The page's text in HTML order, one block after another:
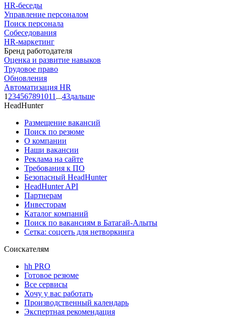
HR-беседы
Управление персоналом
Поиск персонала
Собеседования
HR-маркетинг
Бренд работодателя
Оценка и развитие навыков
Трудовое право
Обновления
Автоматизация HR
1 234567891011 ...43дальше
HeadHunter
Размещение вакансий
Поиск по резюме
О компании
Наши вакансии
Реклама на сайте
Требования к ПО
Безопасный HeadHunter
HeadHunter API
Партнерам
Инвесторам
Каталог компаний
Поиск по вакансиям в Батагай-Алыты
Сетка: соцсеть для нетворкинга
Соискателям
hh PRO
Готовое резюме
Все сервисы
Хочу у вас работать
Производственный календарь
Экспертная рекомендация